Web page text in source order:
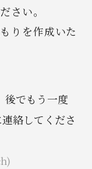
さい。
りを作成いた
後でもう一度
絡してくださ